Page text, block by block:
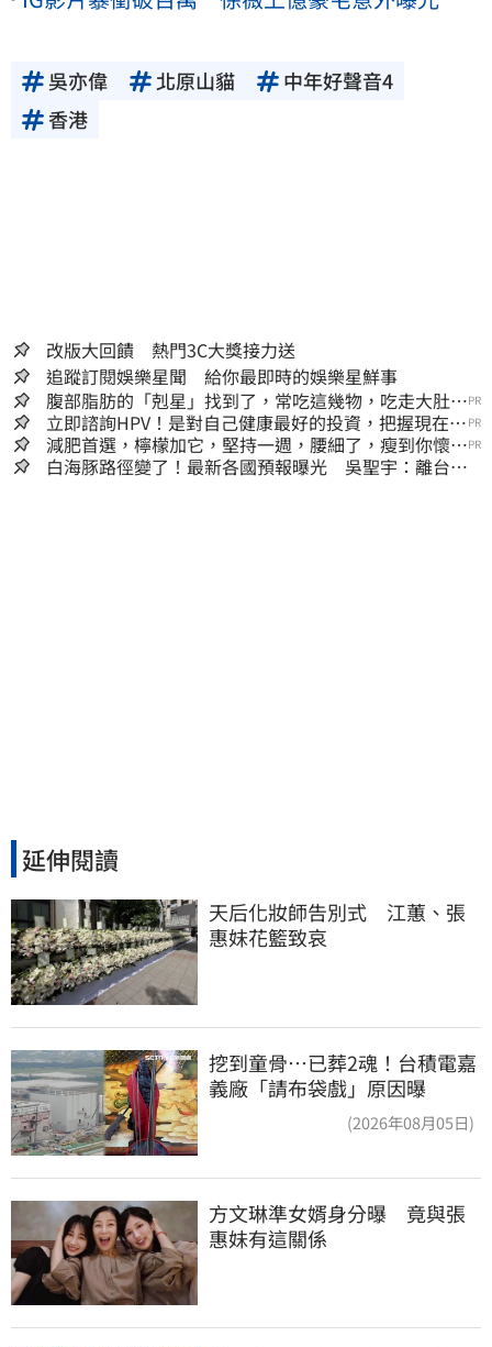
吳亦偉 北原山貓
中年好聲音4
香港
改版大回饋 熱門3C大獎接力送
追蹤訂閱娛樂星聞 給你最即時的娛樂星鮮事
腹部脂肪的「剋星」找到了，常吃這幾物，吃走大肚
囊，瘦出小蠻腰
PR
立即諮詢HPV！是對自己健康最好的投資，把握現在不
嫌晚！
PR
減肥首選，檸檬加它，堅持一週，腰細了，瘦到你懷疑
人生
PR
白海豚路徑變了！最新各國預報曝光 吳聖宇：離台灣
延伸閱讀
天后化妝師告別式　江蕙、張
惠妹花籃致哀
挖到童骨…已葬2魂！台積電嘉
義廠「請布袋戲」原因曝
(2026年08月05日)
方文琳準女婿身分曝　竟與張
惠妹有這關係